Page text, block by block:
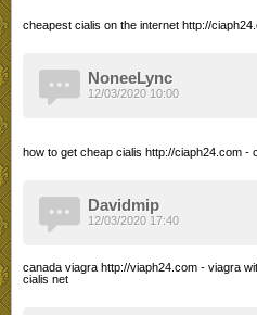
cheapest cialis on the internet http://
NoneeLync
how to get cheap cialis http://ciaph24.com
12/03/2020 10:00
Davidmip
canada viagra http://viaph24.com - viagra
cialis net
12/03/2020 17:40